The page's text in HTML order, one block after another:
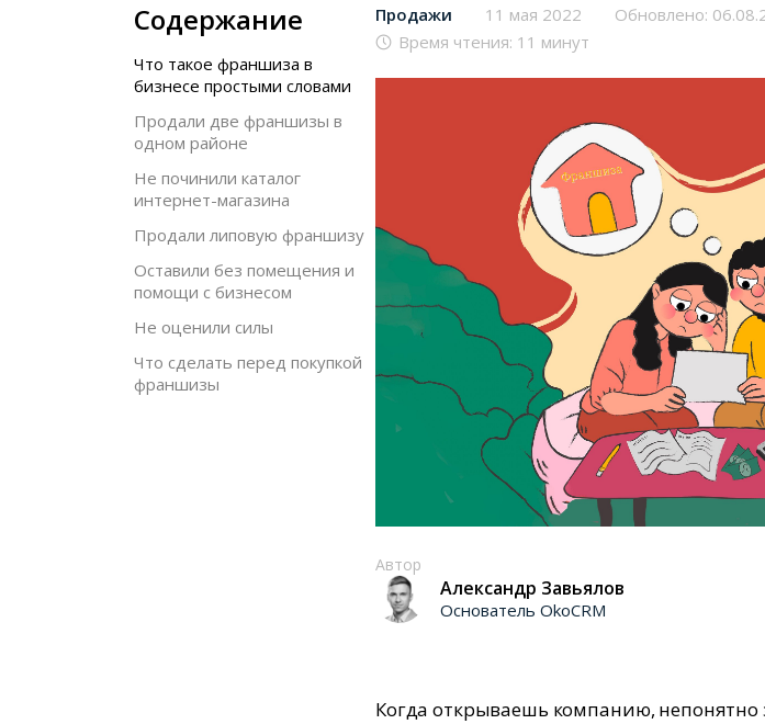
Содержание
Что такое франшиза в
бизнесе простыми словами
Продали две франшизы в
одном районе
Не починили каталог
интернет-магазина
Продали липовую франшизу
Оставили без помещения и
помощи с бизнесом
Не оценили силы
Что сделать перед покупкой
франшизы
Продажи 11 мая 2022 Обновлено:
Время чтения: 11 минут
Автор
Александр Завьялов
Основатель OkoCRM
Когда открываешь компанию,